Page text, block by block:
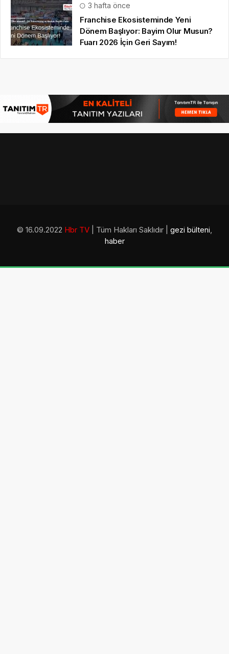
3 hafta önce
Franchise Ekosisteminde Yeni
Dönem Başlıyor: Bayim Olur Musun?
Fuarı 2026 İçin Geri Sayım!
© 16.09.2022 Hbr TV | Tüm Hakları Saklıdır | gezi bülteni,
haber